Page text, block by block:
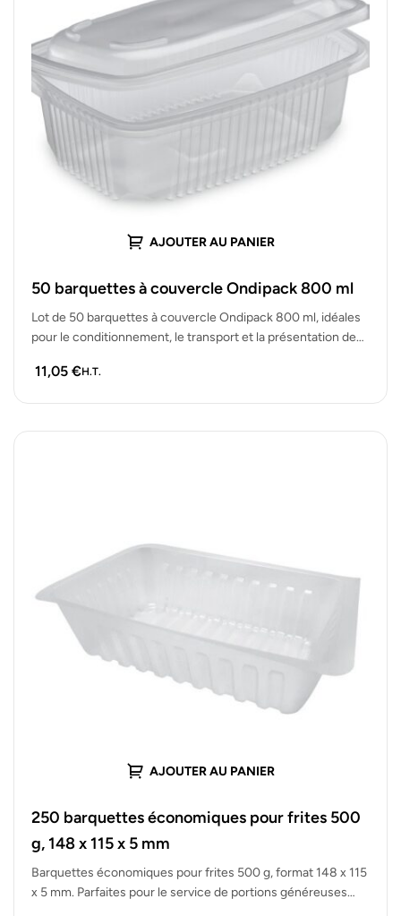
AJOUTER AU PANIER
50 barquettes à couvercle Ondipack 800 ml
Lot de 50 barquettes à couvercle Ondipack 800 ml, idéales
pour le conditionnement, le transport et la présentation de
11,05 €H.T.
AJOUTER AU PANIER
250 barquettes économiques pour frites 500
g, 148 x 115 x 5 mm
Barquettes économiques pour frites 500 g, format 148 x 115
x 5 mm. Parfaites pour le service de portions généreuses…